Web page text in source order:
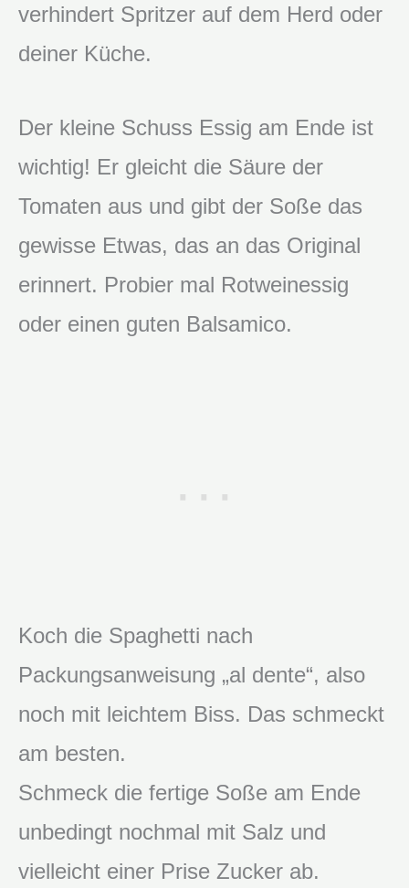
verhindert Spritzer auf dem Herd oder
deiner Küche.
Der kleine Schuss Essig am Ende ist
wichtig! Er gleicht die Säure der
Tomaten aus und gibt der Soße das
gewisse Etwas, das an das Original
erinnert. Probier mal Rotweinessig
oder einen guten Balsamico.
Koch die Spaghetti nach
Packungsanweisung „al dente“, also
noch mit leichtem Biss. Das schmeckt
am besten.
Schmeck die fertige Soße am Ende
unbedingt nochmal mit Salz und
vielleicht einer Prise Zucker ab.